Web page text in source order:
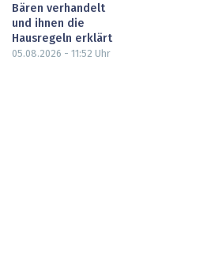
Bären verhandelt
und ihnen die
Hausregeln erklärt
05.08.2026 - 11:52 Uhr